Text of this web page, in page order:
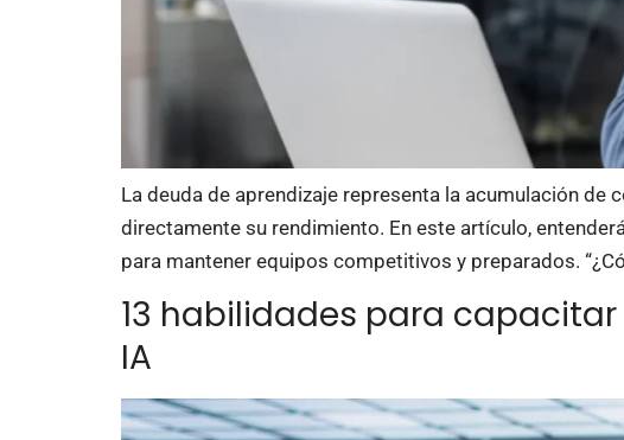
La deuda de aprendizaje representa la acumulación
directamente su rendimiento. En este artículo,
para mantener equipos competitivos y preparados.
13 habilidades para
IA